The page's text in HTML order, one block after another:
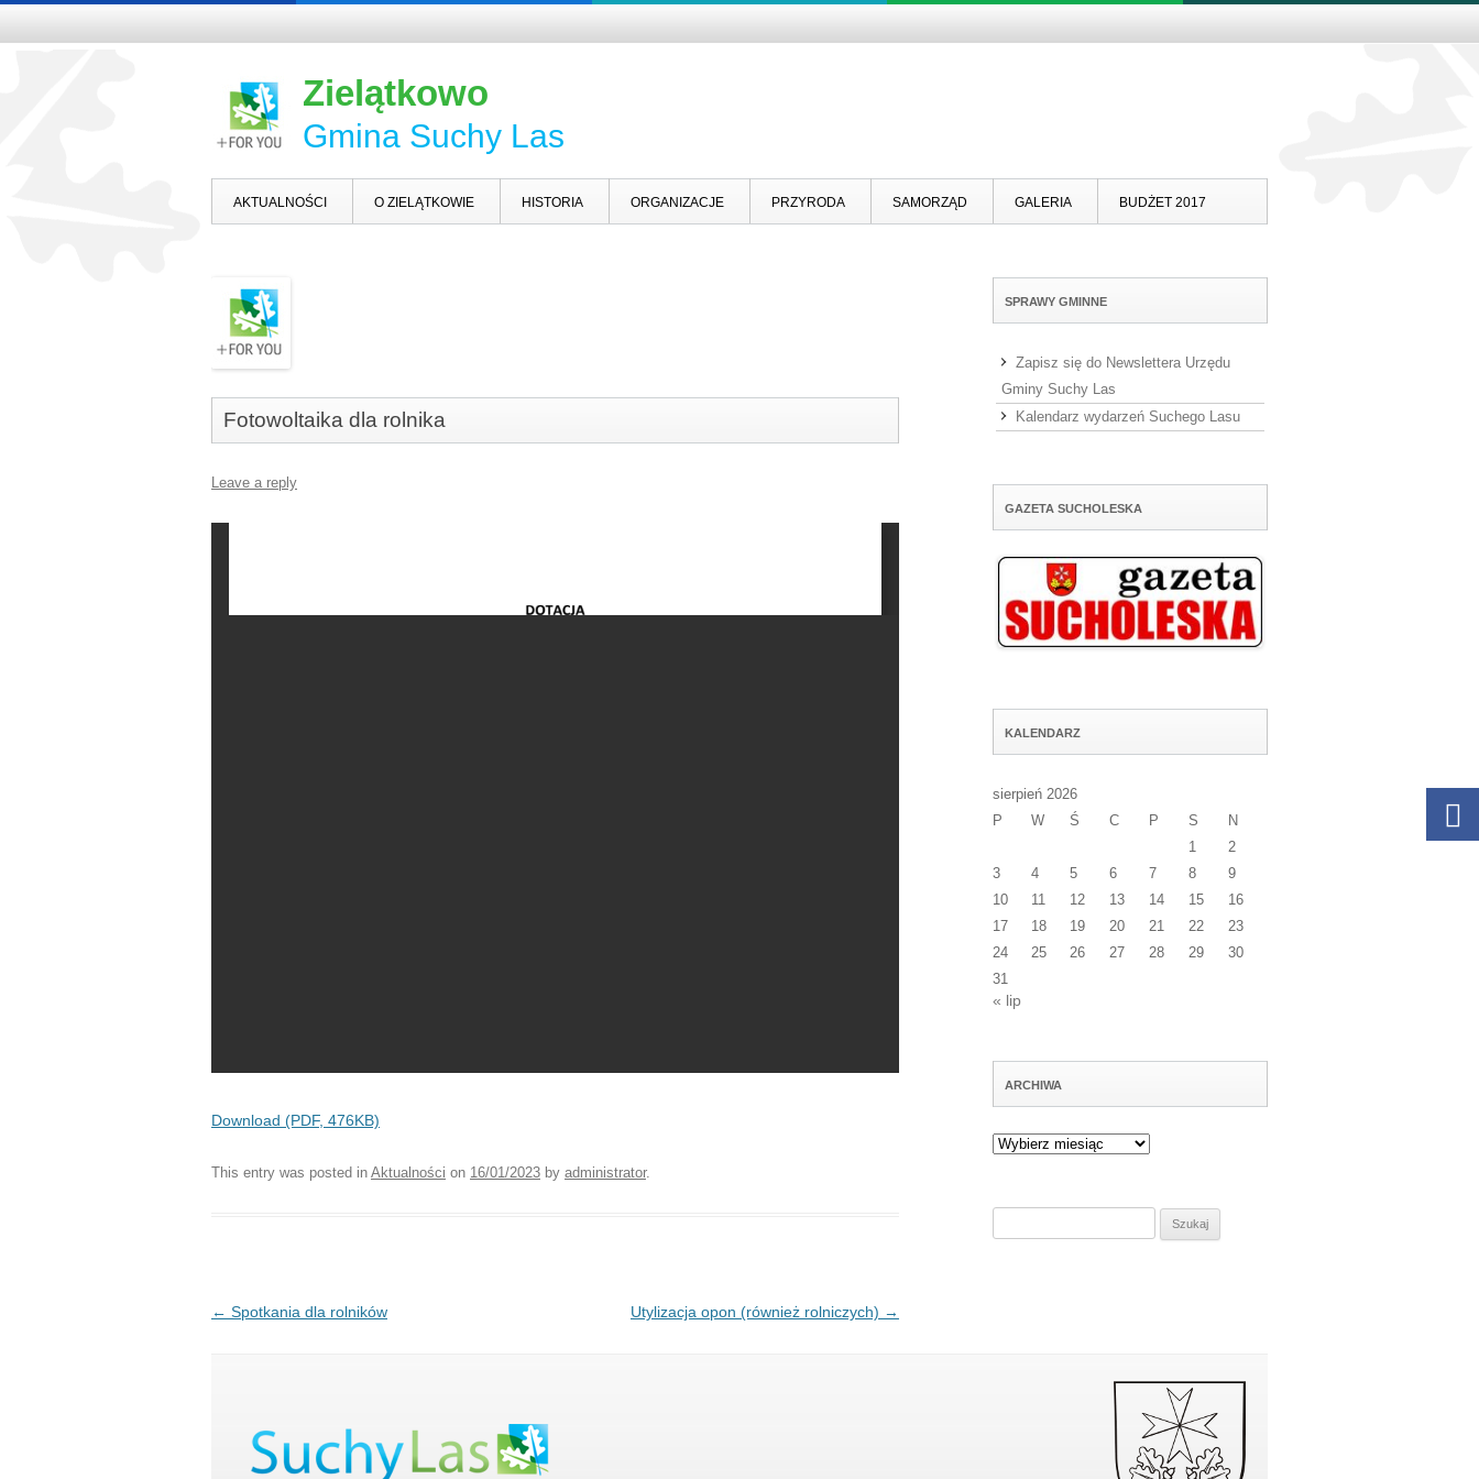
Zielątkowo
Gmina Suchy Las
AKTUALNOŚCI O ZIELĄTKOWIE HISTORIA ORGANIZACJE PRZYRODA SAMORZĄD GALERIA BUDŻET 2017
Fotowoltaika dla rolnika
Leave a reply
Download (PDF, 476KB)
This entry was posted in Aktualności on 16/01/2023 by administrator.
Post navigation
← Spotkania dla rolników Utylizacja opon (również rolniczych) →
SPRAWY GMINNE
Zapisz się do Newslettera Urzędu
Gminy Suchy Las
Kalendarz wydarzeń Suchego Lasu
GAZETA SUCHOLESKA
KALENDARZ
sierpień 2026
P
W Ś C P S
N
1
2
3
4 5 6 7 8
9
10
11 12 13 14 15
16
17
18 19 20 21 22
23
24
25 26 27 28 29
30
31
« lip
ARCHIWA
Archiwa